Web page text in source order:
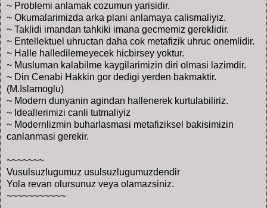
~ Problemi anlamak cozumun yarisidir.
~ Okumalarimizda arka plani anlamaya calismaliyiz.
~ Taklidi imandan tahkiki imana gecmemiz gereklidir.
~ Entellektuel uhructan daha cok metafizik uhruc onemlidir.
~ Halle halledilemeyecek hicbirsey yoktur.
~ Musluman kalabilme kaygilarimizin diri olmasi lazimdir.
~ Din Cenabi Hakkin gor dedigi yerden bakmaktir.
(M.Islamoglu)
~ Modern dunyanin agindan hallenerek kurtulabiliriz.
~ Ideallerimizi canli tutmaliyiz
~ Modernlizmin buharlasmasi metafiziksel bakisimizin
canlanmasi gerekir.
~~~~~~~
Vusulsuzlugumuz usulsuzlugumuzdendir
Yola revan olursunuz veya olamazsiniz.
~~~~~~~~~~~